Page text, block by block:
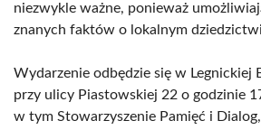
niezwykle ważne, ponieważ
znanych faktów o lokalnym
Wydarzenie odbędzie się w Legnickiej
przy ulicy Piastowskiej 22 o godzinie
w tym Stowarzyszenie Pamięć i